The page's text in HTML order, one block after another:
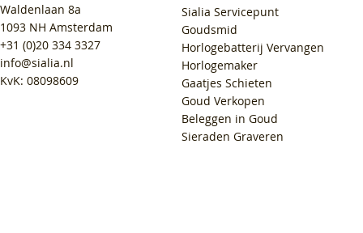
Waldenlaan 8a
1093 NH Amsterdam
+31 (0)20 334 3327
info@sialia.nl
KvK: 08098609
Sialia Servicepunt
Goudsmid
Horlogebatterij Vervangen
Horlogemaker
Gaatjes Schieten
Goud Verkopen
Beleggen in Goud
Sieraden Graveren